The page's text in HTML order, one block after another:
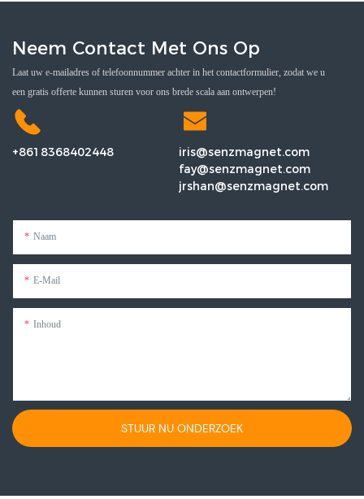
Neem Contact Met Ons Op
Laat uw e-mailadres of telefoonnummer achter in het contactformulier, zodat we u
een gratis offerte kunnen sturen voor ons brede scala aan ontwerpen!
+8618368402448
iris@senzmagnet.com
fay@senzmagnet.com
jrshan@senzmagnet.com
Naam
E-Mail
Inhoud
STUUR NU ONDERZOEK